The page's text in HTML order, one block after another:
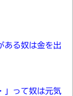
る奴は金を出
って奴は元気